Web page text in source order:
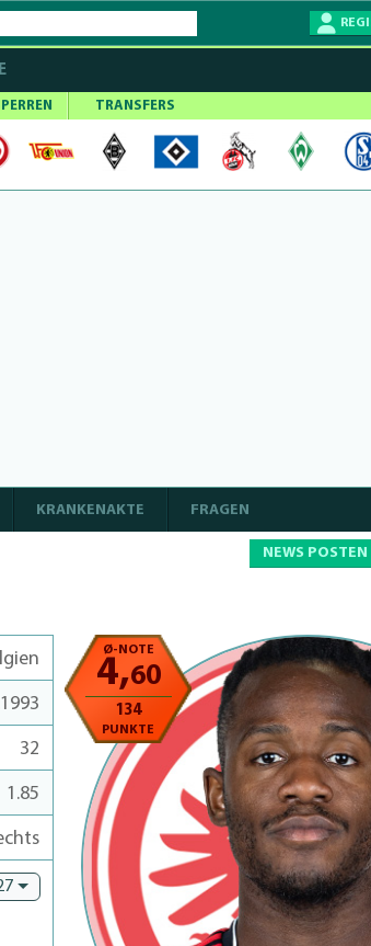
TRANSFERS
KRANKENAKTE FRAGEN
NEWS POSTEN
32
1.85
Ø-NOTE
4,60
134
PUNKTE